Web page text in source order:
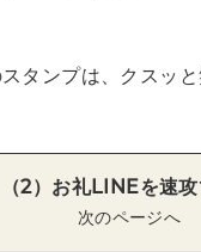
タンプは、クスッ
（2）お礼LINEを速
次のページへ